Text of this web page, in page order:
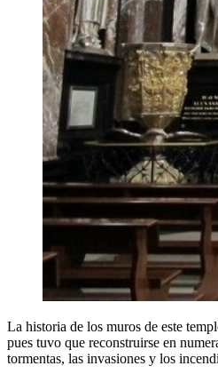
La historia de los muros de este
pues tuvo que reconstruirse en
tormentas, las invasiones y los